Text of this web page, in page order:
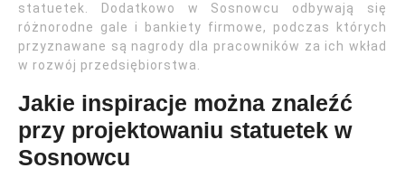
statuetek. Dodatkowo w Sosnowcu odbywają się
różnorodne gale i bankiety firmowe, podczas których
przyznawane są nagrody dla pracowników za ich wkład
w rozwój przedsiębiorstwa.
Jakie inspiracje można znaleźć
przy projektowaniu statuetek w
Sosnowcu